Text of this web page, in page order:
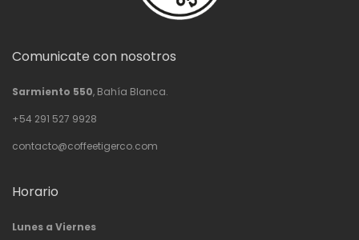
Comunicate con nosotros
Sarmiento 550, Bahía Blanca.
+54 291 527 9928
contacto@coffeetigerco.com
Horario
Lunes a Viernes